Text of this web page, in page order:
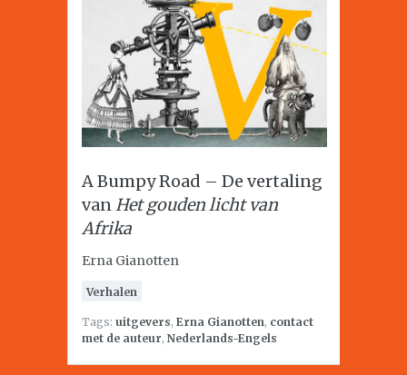
A Bumpy Road – De vertaling
vanHet gouden licht van
Afrika
Erna Gianotten
Verhalen
Tags: uitgevers, Erna Gianotten, contact
met de auteur, Nederlands-Engels